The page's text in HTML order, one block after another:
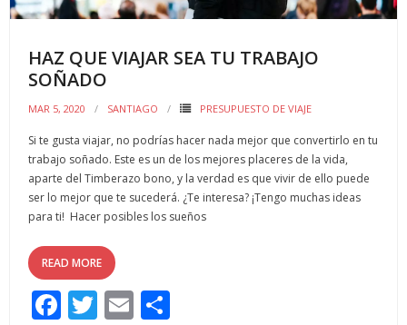
HAZ QUE VIAJAR SEA TU TRABAJO
SOÑADO
MAR 5, 2020 SANTIAGO PRESUPUESTO DE VIAJE
Si te gusta viajar, no podrías hacer nada mejor que convertirlo en tu
trabajo soñado. Este es un de los mejores placeres de la vida,
aparte del Timberazo bono, y la verdad es que vivir de ello puede
ser lo mejor que te sucederá. ¿Te interesa? ¡Tengo muchas ideas
para ti! Hacer posibles los sueños
READ MORE
F T E